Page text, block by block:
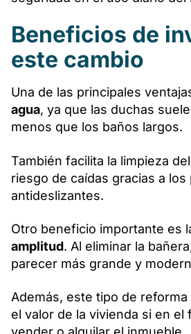
Beneficios de
este cambio
Una de las principales
agua, ya que las duchas
menos que los baños largos.
También facilita la limpieza
riesgo de caídas gracias a
antideslizantes.
Otro beneficio importante es
amplitud. Al eliminar la
parecer más grande y
Además, este tipo de
el valor de la vivienda si en el